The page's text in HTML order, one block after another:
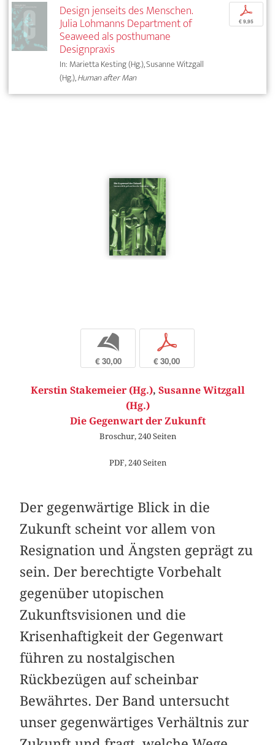
Design jenseits des Menschen.
Julia Lohmanns Department of
Seaweed als posthumane
Designpraxis
In: Marietta Kesting (Hg.), Susanne Witzgall
(Hg.),Human after Man
p
€ 9,95
b
€ 30,00
p
€ 30,00
Kerstin Stakemeier (Hg.), Susanne Witzgall
(Hg.)
Die Gegenwart der Zukunft
Broschur, 240 Seiten
PDF, 240 Seiten
Der gegenwärtige Blick in die
Zukunft scheint vor allem von
Resignation und Ängsten geprägt zu
sein. Der berechtigte Vorbehalt
gegenüber utopischen
Zukunftsvisionen und die
Krisenhaftigkeit der Gegenwart
führen zu nostalgischen
Rückbezügen auf scheinbar
Bewährtes. Der Band untersucht
unser gegenwärtiges Verhältnis zur